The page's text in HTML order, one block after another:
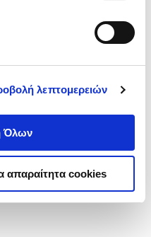
λεπτομερειών
Όλων
απαραίτητα cookies